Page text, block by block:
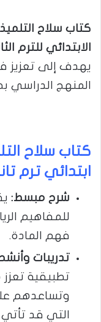
كتاب سلاح
الابتدائي للترم الثاني
يهدف إلى تعزيز
المنهج
كتاب سلاح
ابتدائي ترم
شرح مبسط:
للمفاهيم
فهم المادة.
تدريبات
تطبيقية
وتساعدهم
التي قد